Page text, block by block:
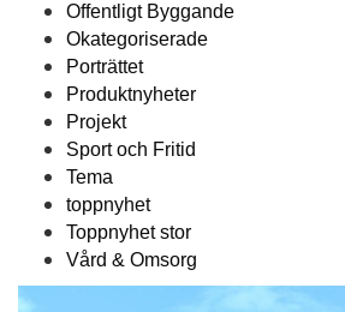
Offentligt Byggande
Okategoriserade
Porträttet
Produktnyheter
Projekt
Sport och Fritid
Tema
toppnyhet
Toppnyhet stor
Vård & Omsorg